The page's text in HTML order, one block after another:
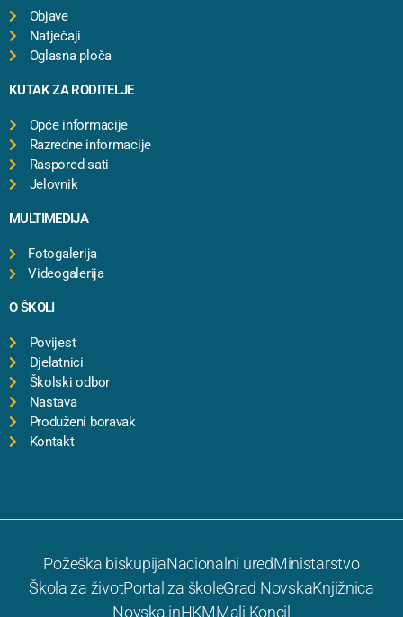
Objave
Natječaji
Oglasna ploča
KUTAK ZA RODITELJE
Opće informacije
Razredne informacije
Raspored sati
Jelovnik
MULTIMEDIJA
Fotogalerija
Videogalerija
O ŠKOLI
Povijest
Djelatnici
Školski odbor
Nastava
Produženi boravak
Kontakt
Požeška biskupijaNacionalni uredMinistarstvo
Škola za životPortal za školeGrad NovskaKnjižnica
Novska.inHKMMali Koncil